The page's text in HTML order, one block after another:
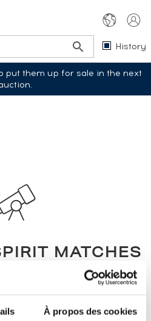
À propos des cookies
History
put them up for sale in the next
MATCHES